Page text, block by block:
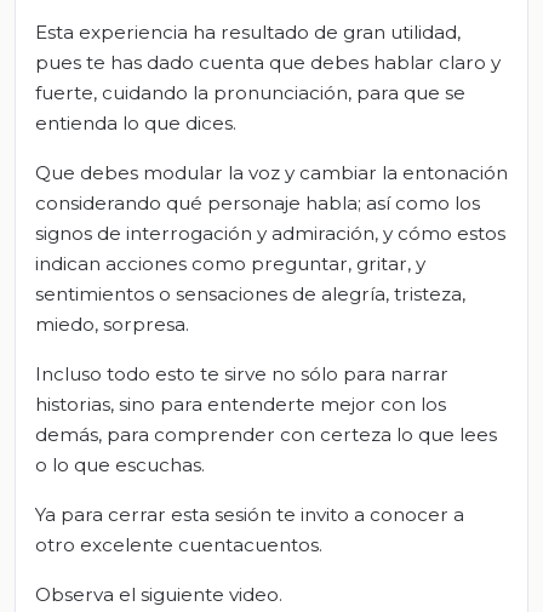
Esta experiencia ha resultado de gran utilidad,
pues te has dado cuenta que debes hablar claro y
fuerte, cuidando la pronunciación, para que se
entienda lo que dices.
Que debes modular la voz y cambiar la entonación
considerando qué personaje habla; así como los
signos de interrogación y admiración, y cómo estos
indican acciones como preguntar, gritar, y
sentimientos o sensaciones de alegría, tristeza,
miedo, sorpresa.
Incluso todo esto te sirve no sólo para narrar
historias, sino para entenderte mejor con los
demás, para comprender con certeza lo que lees
o lo que escuchas.
Ya para cerrar esta sesión te invito a conocer a
otro excelente cuentacuentos.
Observa el siguiente video.